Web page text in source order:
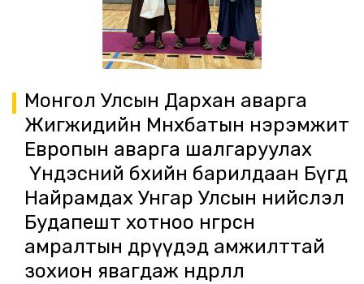
Монгол Улсын Дархан аварга
Жигжидийн Мөнхбатын нэрэмжит
Европын аварга шалгаруулах
Үндэсний бөхийн барилдаан Бүгд
Найрамдах Унгар Улсын нийслэл
Будапешт хотноо өнгөрсөн
амралтын өдрүүдэд амжилттай
зохион явагдаж өндөрлөлөө